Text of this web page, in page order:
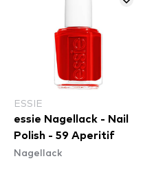
ESSIE
essie Nagellack - Nail
Polish - 59 Aperitif
Nagellack